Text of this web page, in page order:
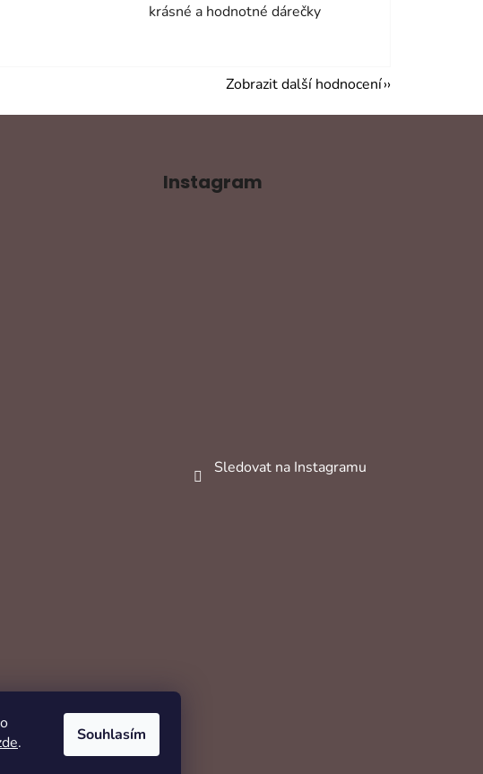
. Souhlasím
krásné a hodnotné dárečky
Zobrazit další hodnocení
Instagram
Sledovat na Instagramu